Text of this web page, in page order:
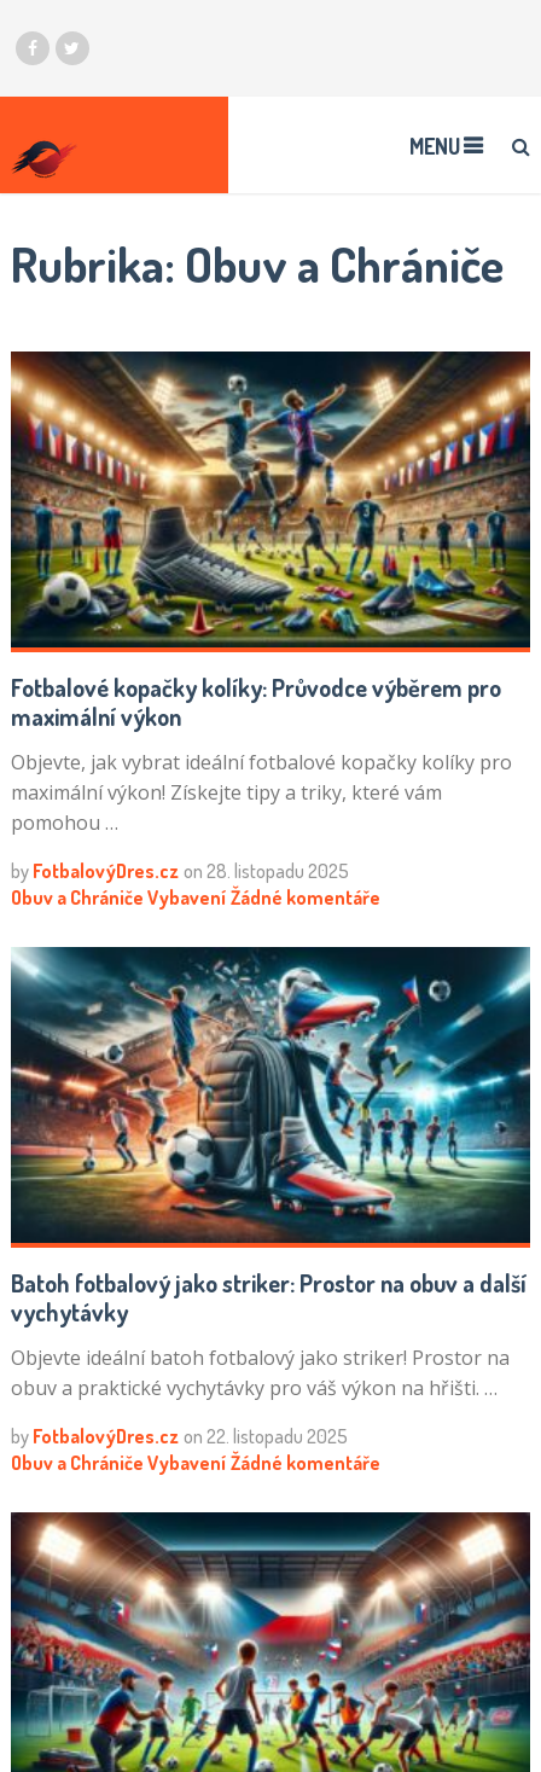
MENU
Rubrika: Obuv a Chrániče
Fotbalové kopačky kolíky: Průvodce výběrem pro
maximální výkon
Objevte, jak vybrat ideální fotbalové kopačky kolíky pro
maximální výkon! Získejte tipy a triky, které vám
pomohou …
by FotbalovýDres.cz on 28. listopadu 2025
Obuv a Chrániče Vybavení Žádné komentáře
Batoh fotbalový jako striker: Prostor na obuv a další
vychytávky
Objevte ideální batoh fotbalový jako striker! Prostor na
obuv a praktické vychytávky pro váš výkon na hřišti. …
by FotbalovýDres.cz on 22. listopadu 2025
Obuv a Chrániče Vybavení Žádné komentáře